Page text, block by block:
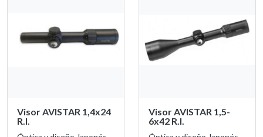
Visor AVISTAR 1,4x24
R.I.
Visor AVISTAR 1,5-
6x42 R.I.